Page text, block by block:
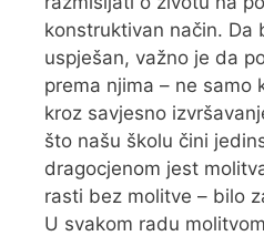
konstruktivan način. Da
uspješan, važno je da
prema njima – ne samo
kroz savjesno
što našu školu čini
dragocjenom jest
rasti bez molitve – bilo
U svakom radu